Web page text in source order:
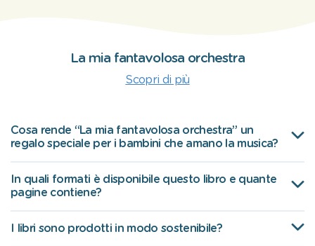
La mia fantavolosa orchestra
Scopri di più
Cosa rende “La mia fantavolosa orchestra” un
regalo speciale per i bambini che amano la musica?
In quali formati è disponibile questo libro e quante
pagine contiene?
I libri sono prodotti in modo sostenibile?